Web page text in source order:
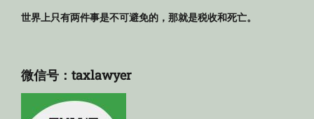
世界上只有两件事是不可避免的，那就是税收和死亡。
微信号：taxlawyer